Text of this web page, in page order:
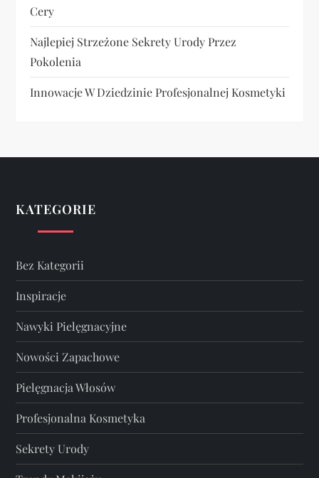
Cery
Najlepiej Strzeżone Sekrety Urody Przez
Pokolenia
Innowacje W Dziedzinie Profesjonalnej Kosmetyki
KATEGORIE
Bez Kategorii
Inspiracje
Nawyki Pielęgnacyjne
Nowości Zapachowe
Pielęgnacja Włosów
Profesjonalna Kosmetyka
Sekrety Urody